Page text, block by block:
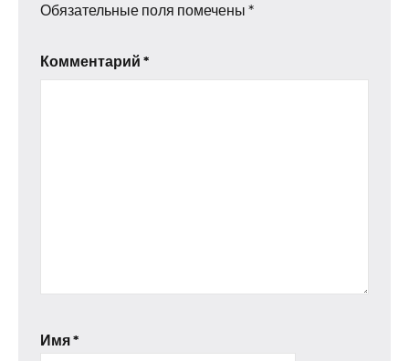
Обязательные поля помечены *
Комментарий *
Имя*